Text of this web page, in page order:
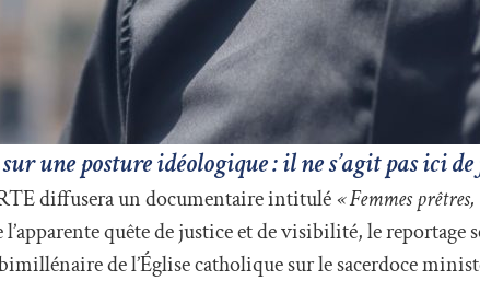
une posture idéologique : il ne s’agit pas ici
diffusera un documentaire intitulé« Femmes
quête de justice et de visibilité, le reportage
de l’Église catholique sur le sacerdoce